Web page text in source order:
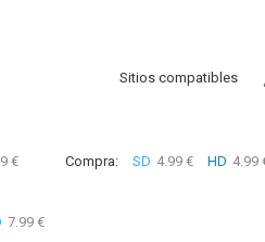
Sitios compatibles
€ Compra: SD 4.99 € HD 4.99
7.99 €